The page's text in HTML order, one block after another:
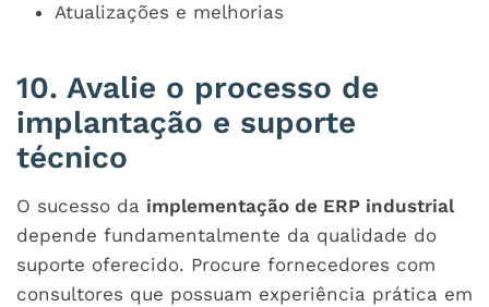
Atualizações e melhorias
10. Avalie o processo de
implantação e suporte
técnico
O sucesso da implementação de ERP industrial
depende fundamentalmente da qualidade do
suporte oferecido. Procure fornecedores com
consultores que possuam experiência prática em